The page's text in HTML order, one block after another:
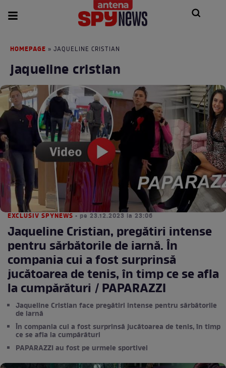
HOMEPAGE » JAQUELINE CRISTIAN
jaqueline cristian
EXCLUSIV SPYNEWS • pe 23.12.2023 la 23:06
Jaqueline Cristian, pregătiri intense
pentru sărbătorile de iarnă. În
compania cui a fost surprinsă
jucătoarea de tenis, în timp ce se afla
la cumpărături / PAPARAZZI
Jaqueline Cristian face pregătiri intense pentru sărbătorile
de iarnă
În compania cui a fost surprinsă jucătoarea de tenis, în timp
ce se afla la cumpărături
PAPARAZZI au fost pe urmele sportivei